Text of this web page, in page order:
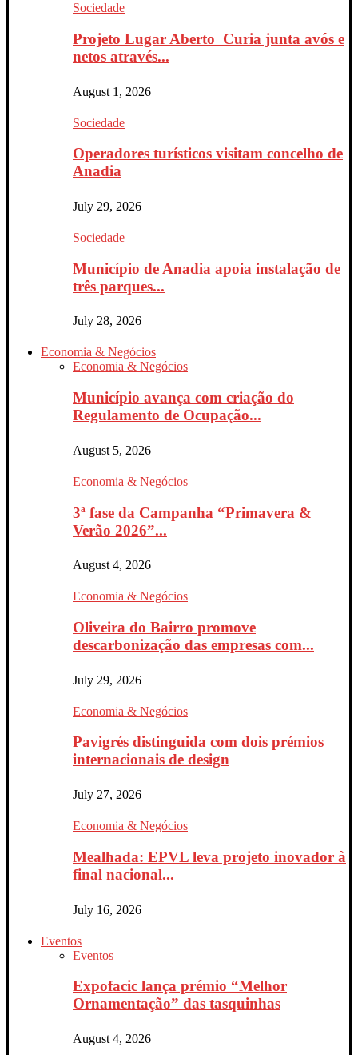
Sociedade
Projeto Lugar Aberto_Curia junta avós e
netos através...
August 1, 2026
Sociedade
Operadores turísticos visitam concelho de
Anadia
July 29, 2026
Sociedade
Município de Anadia apoia instalação de
três parques...
July 28, 2026
Economia & Negócios
Economia & Negócios
Município avança com criação do
Regulamento de Ocupação...
August 5, 2026
Economia & Negócios
3ª fase da Campanha “Primavera &
Verão 2026”...
August 4, 2026
Economia & Negócios
Oliveira do Bairro promove
descarbonização das empresas com...
July 29, 2026
Economia & Negócios
Pavigrés distinguida com dois prémios
internacionais de design
July 27, 2026
Economia & Negócios
Mealhada: EPVL leva projeto inovador à
final nacional...
July 16, 2026
Eventos
Eventos
Expofacic lança prémio “Melhor
Ornamentação” das tasquinhas
August 4, 2026